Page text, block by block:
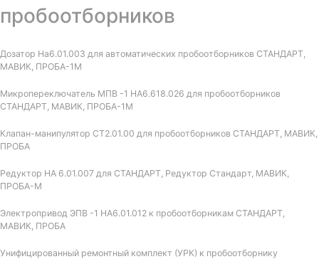
пробоотборников
Дозатор На6.01.003 для автоматических пробоотборников СТАНДАРТ,
МАВИК, ПРОБА-1М
Микропереключатель МПВ -1 НА6.618.026 для пробоотборников
СТАНДАРТ, МАВИК, ПРОБА-1М
Клапан-манипулятор СТ2.01.00 для пробоотборников СТАНДАРТ, МАВИК,
ПРОБА
Редуктор НА 6.01.007 для СТАНДАРТ, Редуктор Стандарт, МАВИК,
ПРОБА-М
Электропривод ЭПВ -1 НА6.01.012 к пробоотборникам СТАНДАРТ,
МАВИК, ПРОБА
Унифицированный ремонтный комплект (УРК) к пробоотборнику